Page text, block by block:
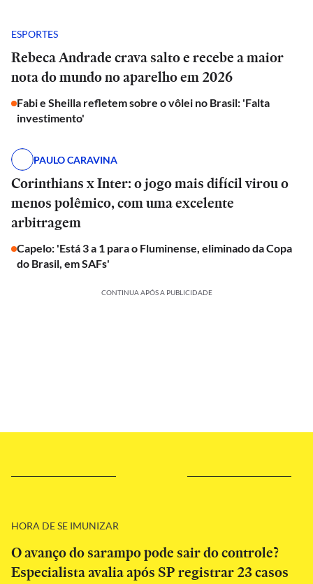
ESPORTES
Rebeca Andrade crava salto e recebe a maior
nota do mundo no aparelho em 2026
Fabi e Sheilla refletem sobre o vôlei no Brasil: 'Falta
investimento'
PAULO CARAVINA
Corinthians x Inter: o jogo mais difícil virou o
menos polêmico, com uma excelente
arbitragem
Capelo: 'Está 3 a 1 para o Fluminense, eliminado da Copa
do Brasil, em SAFs'
CONTINUA APÓS A PUBLICIDADE
HORA DE SE IMUNIZAR
O avanço do sarampo pode sair do controle?
Especialista avalia após SP registrar 23 casos